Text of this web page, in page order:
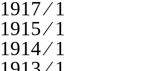
1917 ⁄ 1
1915 ⁄ 1
1914 ⁄ 1